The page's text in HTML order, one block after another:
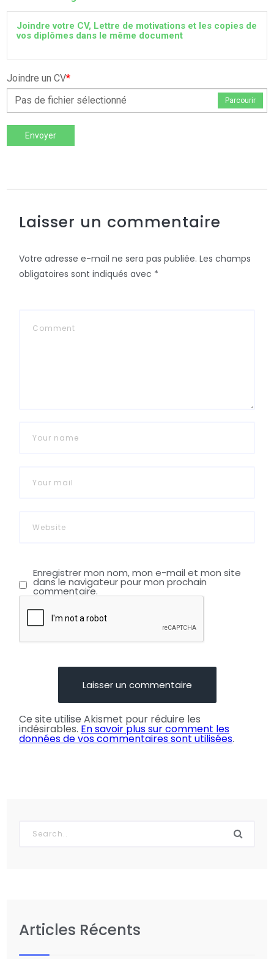
Joindre votre CV, Lettre de motivations et les copies de
vos diplômes dans le même document
Joindre un CV*
Pas de fichier sélectionné
Parcourir
Envoyer
Laisser un commentaire
Votre adresse e-mail ne sera pas publiée. Les champs
obligatoires sont indiqués avec *
Enregistrer mon nom, mon e-mail et mon site
dans le navigateur pour mon prochain
commentaire.
Ce site utilise Akismet pour réduire les
indésirables. En savoir plus sur comment les
données de vos commentaires sont utilisées.
Articles Récents